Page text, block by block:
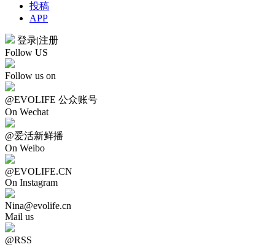
投稿
APP
登录|注册
Follow US
Follow us on
@EVOLIFE 公众账号
On Wechat
@爱活新鲜播
On Weibo
@EVOLIFE.CN
On Instagram
Nina@evolife.cn
Mail us
@RSS